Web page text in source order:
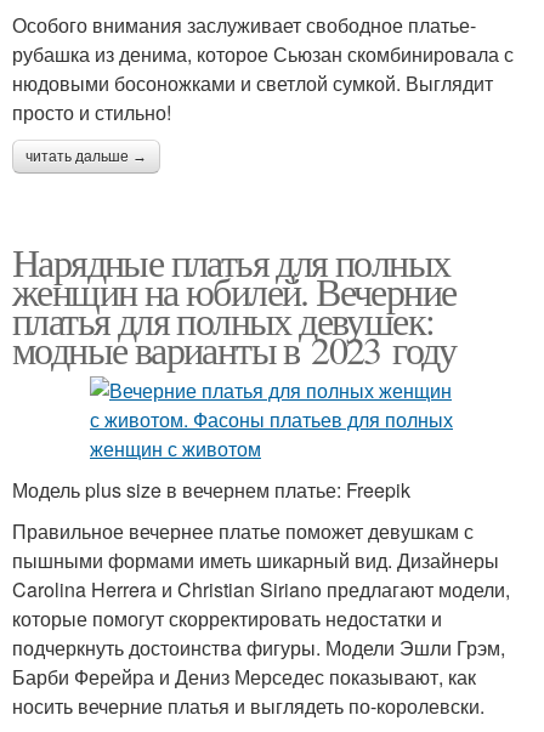
Особого внимания заслуживает свободное платье-
рубашка из денима, которое Сьюзан скомбинировала с
нюдовыми босоножками и светлой сумкой. Выглядит
просто и стильно!
читать дальше →
Нарядные платья для полных
женщин на юбилей. Вечерние
платья для полных девушек:
модные варианты в 2023 году
Модель plus size в вечернем платье: Freepik
Правильное вечернее платье поможет девушкам с
пышными формами иметь шикарный вид. Дизайнеры
Carolina Herrera и Christian Siriano предлагают модели,
которые помогут скорректировать недостатки и
подчеркнуть достоинства фигуры. Модели Эшли Грэм,
Барби Ферейра и Дениз Мерседес показывают, как
носить вечерние платья и выглядеть по-королевски.